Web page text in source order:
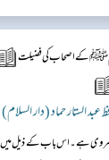
کے اصحاب کی فضیلت
مروی ہے۔اس باب کے ذیل